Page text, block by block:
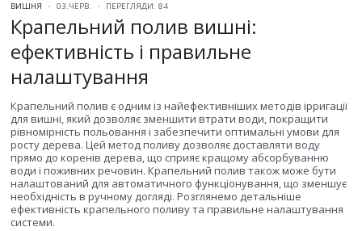
ВИШНЯ 03.ЧЕРВ. ПЕРЕГЛЯДИ: 84
Крапельний полив вишні:
ефективність і правильне
налаштування
Крапельний полив є одним із найефективніших методів ірригації
для вишні, який дозволяє зменшити втрати води, покращити
рівномірність польовання і забезпечити оптимальні умови для
росту дерева. Цей метод поливу дозволяє доставляти воду
прямо до коренів дерева, що сприяє кращому абсорбуванню
води і поживних речовин. Крапельний полив також може бути
налаштований для автоматичного функціонування, що зменшує
необхідність в ручному догляді. Розглянемо детальніше
ефективність крапельного поливу та правильне налаштування
системи.